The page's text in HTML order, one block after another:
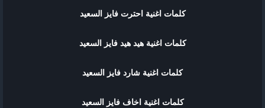
كلمات اغنية احترت فايز السعيد
كلمات اغنية هيد هيد فايز السعيد
كلمات اغنية شارد فايز السعيد
كلمات اغنية اخاف فايز السعيد